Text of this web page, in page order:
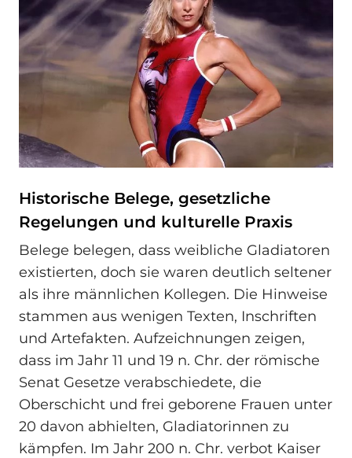
Historische Belege, gesetzliche
Regelungen und kulturelle Praxis
Belege belegen, dass weibliche Gladiatoren
existierten, doch sie waren deutlich seltener
als ihre männlichen Kollegen. Die Hinweise
stammen aus wenigen Texten, Inschriften
und Artefakten. Aufzeichnungen zeigen,
dass im Jahr 11 und 19 n. Chr. der römische
Senat Gesetze verabschiedete, die
Oberschicht und frei geborene Frauen unter
20 davon abhielten, Gladiatorinnen zu
kämpfen. Im Jahr 200 n. Chr. verbot Kaiser